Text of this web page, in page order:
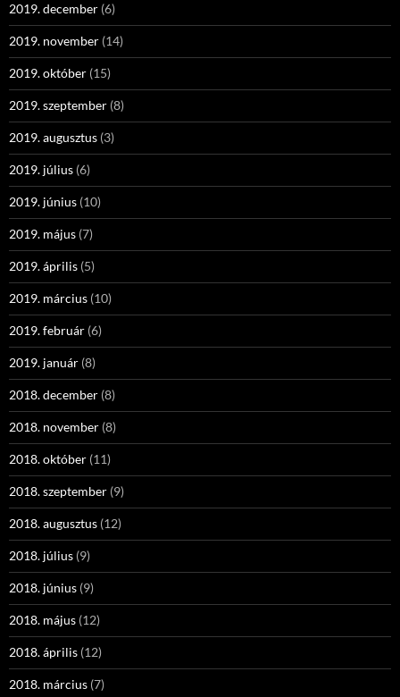
2019. december (6)
2019. november (14)
2019. október (15)
2019. szeptember (8)
2019. augusztus (3)
2019. július (6)
2019. június (10)
2019. május (7)
2019. április (5)
2019. március (10)
2019. február (6)
2019. január (8)
2018. december (8)
2018. november (8)
2018. október (11)
2018. szeptember (9)
2018. augusztus (12)
2018. július (9)
2018. június (9)
2018. május (12)
2018. április (12)
2018. március (7)